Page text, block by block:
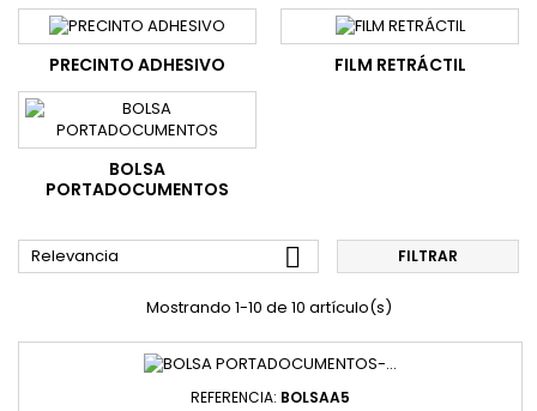
PRECINTO ADHESIVO FILM RETRÁCTIL
BOLSA
PORTADOCUMENTOS
Relevancia  FILTRAR
Mostrando 1-10 de 10 artículo(s)
REFERENCIA: BOLSAA5